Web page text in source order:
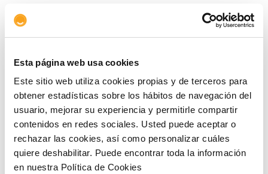
Esta página web usa cookies
Este sitio web utiliza cookies propias y de terceros para
obtener estadísticas sobre los hábitos de navegación del
usuario, mejorar su experiencia y permitirle compartir
contenidos en redes sociales. Usted puede aceptar o
rechazar las cookies, así como personalizar cuáles
quiere deshabilitar. Puede encontrar toda la información
en nuestra Política de Cookies
La asistencia al seminario de
representantes públicos de Nuevo México
de cerca las necesidades en cuanto a la
mejora de las infraestructuras y el
funcionamiento de la obra pública en EE
UU. Entre las ventajas que ofrece este
país, Gemma Magre,subdirectora de
asesoría jurídica de Abertis presente